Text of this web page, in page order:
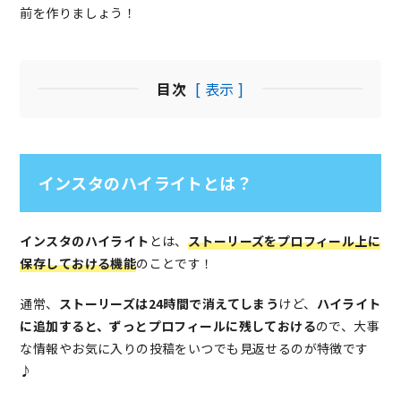
前を作りましょう！
目次 [ 表示 ]
インスタのハイライトとは？
インスタのハイライト とは、 ストーリーズをプロフィール上に
保存しておける機能のことです！
通常、 ストーリーズは24時間で消えてしまう けど、 ハイライト
に追加すると、ずっとプロフィールに残しておけるので、大事
な情報やお気に入りの投稿をいつでも見返せるのが特徴です
♪